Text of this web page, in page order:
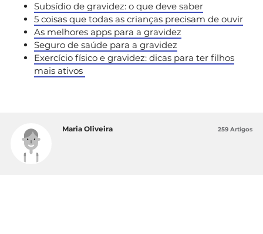
Subsídio de gravidez: o que deve saber
5 coisas que todas as crianças precisam de ouvir
As melhores apps para a gravidez
Seguro de saúde para a gravidez
Exercício físico e gravidez: dicas para ter filhos
mais ativos
Maria Oliveira 259 Artigos